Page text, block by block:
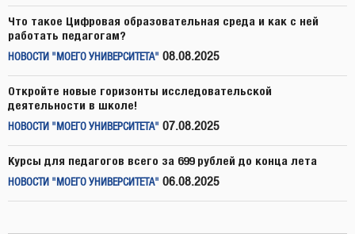
Что такое Цифровая образовательная среда и как с ней
работать педагогам?
НОВОСТИ "МОЕГО УНИВЕРСИТЕТА" 08.08.2025
Откройте новые горизонты исследовательской
деятельности в школе!
НОВОСТИ "МОЕГО УНИВЕРСИТЕТА" 07.08.2025
Курсы для педагогов всего за 699 рублей до конца лета
НОВОСТИ "МОЕГО УНИВЕРСИТЕТА" 06.08.2025